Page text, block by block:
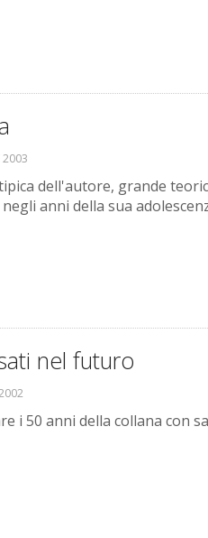
2003
dell'autore, grande
anni della sua
nel futuro
i 50 anni della collana con